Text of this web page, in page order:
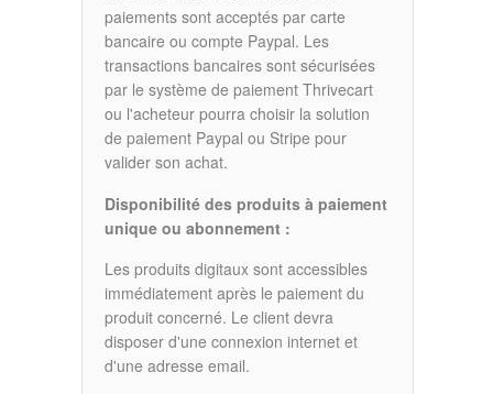
paiements sont acceptés par carte
bancaire ou compte Paypal. Les
transactions bancaires sont sécurisées
par le système de paiement Thrivecart
ou l'acheteur pourra choisir la solution
de paiement Paypal ou Stripe pour
valider son achat.
Disponibilité des produits à paiement
unique ou abonnement :
Les produits digitaux sont accessibles
immédiatement après le paiement du
produit concerné. Le client devra
disposer d'une connexion internet et
d'une adresse email.